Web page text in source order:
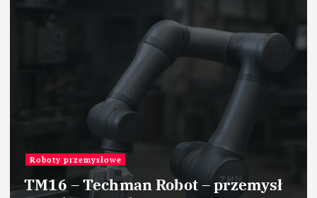
Robot – przemysł
Przemysł chemiczny